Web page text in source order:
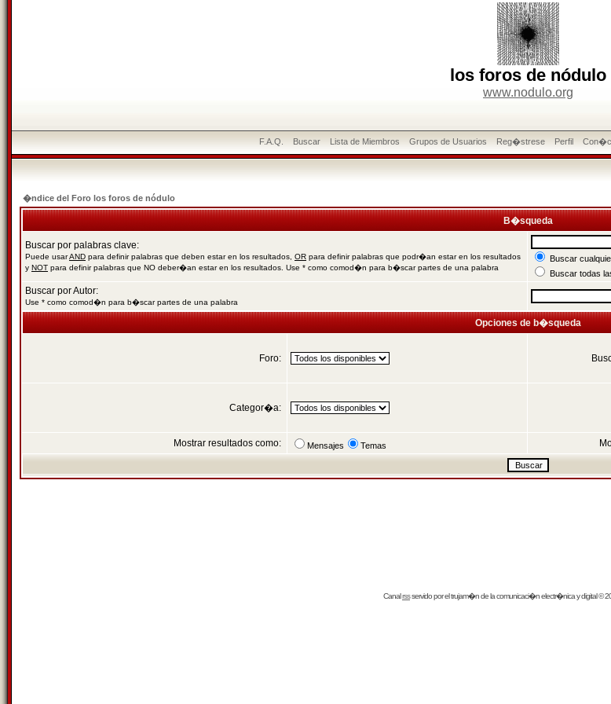
los foros de nódulo
www.nodulo.org
F.A.Q. Buscar Lista de Miembros Grupos de Usuarios Reg�strese Perfil
�ndice del Foro los foros de nódulo
B�squeda
Buscar por palabras clave:
Puede usarAND para definir palabras que deben estar en los resultados, OR para definir palabras que podr�an estar en los resultados
y NOT para definir palabras que NO deber�an estar en los resultados. Use * como comod�n para b�scar partes de una palabra
Buscar
Buscar todas
Buscar por Autor:
Use * como comod�n para b�scar partes de una palabra
Opciones de b�squeda
Foro:
Categor�a:
Mostrar resultados como: Mensajes Temas
Canalrssservido por eltrujam�nde la comunicaci�n electr�nica y digital ©